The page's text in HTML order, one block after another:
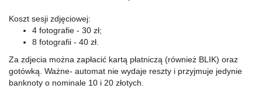
Koszt sesji zdjęciowej:
4 fotografie - 30 zł;
8 fotografii - 40 zł.
Za zdjecia można zapłacić kartą płatniczą (również BLIK) oraz
gotówką. Ważne- automat nie wydaje reszty i przyjmuje jedynie
banknoty o nominale 10 i 20 złotych.